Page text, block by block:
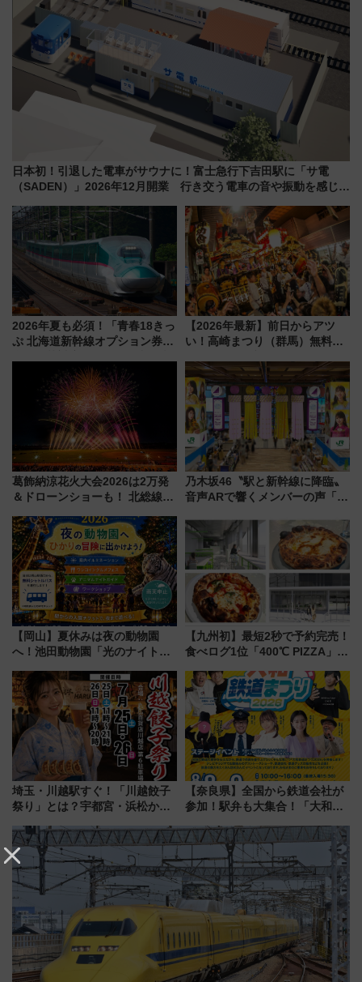
日本初！引退した電車がサウナに！富士急行下吉田駅に「サ電
（SADEN）」2026年12月開業 行き交う電車の音や振動を感じな
2026年夏も必須！「青春18きっ
ぷ 北海道新幹線オプション券」
【2026年最新】前日からアツ
い！高崎まつり（群馬）無料観
しまで
葛飾納涼花火大会2026は2万発
＆ドローンショーも！ 北総線を
車、観覧スポット情報と周辺観
光まとめ（7/28開催）
乃木坂46〝駅と新幹線に降臨〟
音声ARで響くメンバーの声「真
【岡山】夏休みは夜の動物園
へ！池田動物園「光のナイトズ
な夜
【九州初】最短2秒で予約完売！
食べログ1位「400℃ PIZZA」が
プン。もつ鍋風など限定メニュ
ーも
埼玉・川越駅すぐ！「川越餃子
祭り」とは？宇都宮・浜松から
を食べ比べ【7月25日・26日開
催】
【奈良県】全国から鉄道会社が
参加！駅弁も大集合！「大和鉄
に開催決定